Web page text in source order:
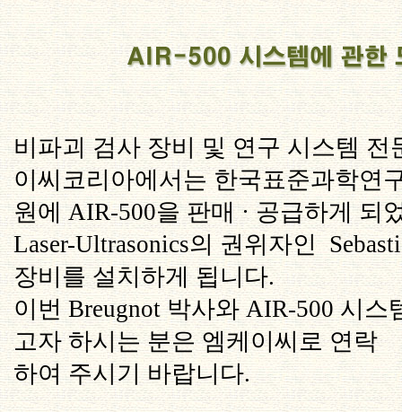
비파괴 검사 장비 및 연구 시스템 전
이씨코리아에서는 한국표준과학연
원에 AIR-500을 판매 · 공급하게 되
Laser-Ultrasonics의 권위자인
장비를 설치하게 됩니다.
이번 Breugnot 박사와 AIR-500 시스
고자 하시는 분은 엠케이씨로 연락
하여 주시기 바랍니다.